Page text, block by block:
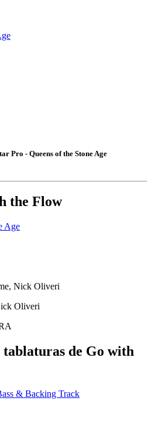
Pro - Queens of the Stone Age
the Flow
Age
Nick Oliveri
Oliveri
de Go with
& Backing Track